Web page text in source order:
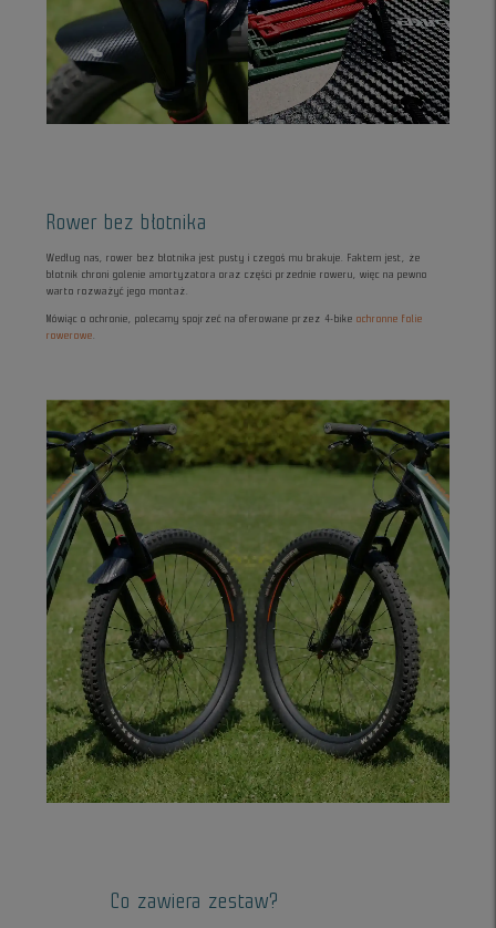
Rower bez błotnika
Według nas, rower bez błotnika jest pusty i czegoś mu brakuje. Faktem jest, że
błotnik chroni golenie amortyzatora oraz części przednie roweru, więc na pewno
warto rozważyć jego montaż.
Mówiąc o ochronie, polecamy spojrzeć na oferowane przez 4-bikeochronne folie
rowerowe.
Co zawiera zestaw?